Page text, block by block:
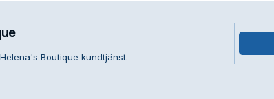
Boutique kundtjänst.